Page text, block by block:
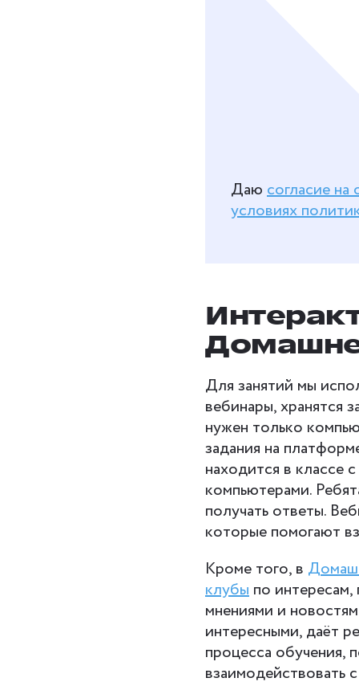
Даю согласие
условиях
Для занятий мы
вебинары, хранятся
нужен только
задания на
находится в классе
компьютерами.
получать ответы.
которые помогают
Кроме того, в
клубы по
мнениями и
интересными, даёт
процесса обучения,
взаимодействовать